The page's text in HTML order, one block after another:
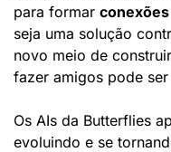
para formar
seja uma solução
novo meio de
fazer amigos pode
Os AIs da Butterflies
evoluindo e se